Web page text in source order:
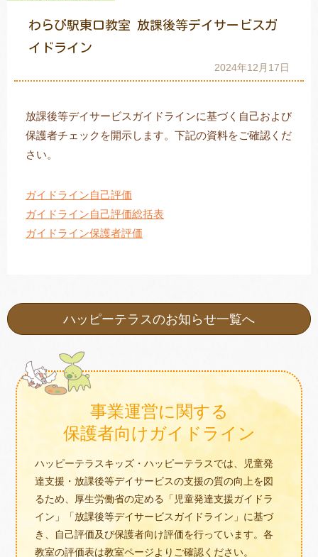
トレキング DIDIM
わらび駅東口教室 放課後等デイサービスガ
イドライン
2024年12月17日
放課後等デイサービスガイドラインに基づく自己および
保護者チェックを開示します。下記の資料をご確認くだ
さい。
ガイドライン自己評価
ガイドライン自己評価総括表
ガイドライン保護者評価
ハッピーテラスのお知らせ一覧へ
事業運営に関する
保護者向けガイドライン
ハッピーテラスキッズ・ハッピーテラスでは、児童発
達支援・放課後等デイサービスの支援の質の向上を図
るため、厚生労働省の定める「児童発達支援ガイドラ
イン」「放課後等デイサービスガイドライン」に基づ
き、自己評価及び保護者向け評価を行っています。各
教室の評価表は教室ページよりご確認ください。